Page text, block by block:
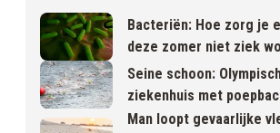
Bacteriën: Hoe zorg je
deze zomer niet ziek
Seine schoon:
ziekenhuis met
Man loopt gevaarlijke